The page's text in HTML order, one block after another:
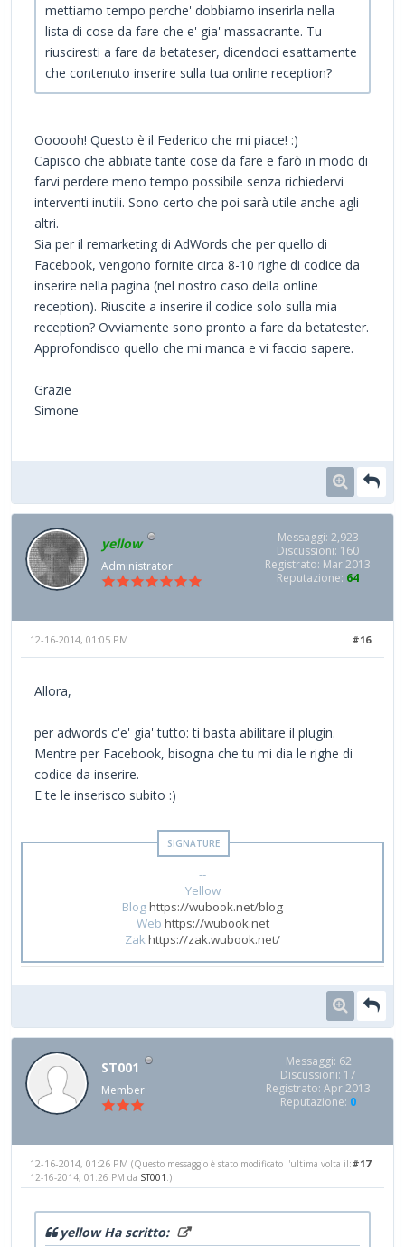
mettiamo tempo perche' dobbiamo inserirla nella
lista di cose da fare che e' gia' massacrante. Tu
riusciresti a fare da betateser, dicendoci esattamente
che contenuto inserire sulla tua online reception?
Oooooh! Questo è il Federico che mi piace! :)
Capisco che abbiate tante cose da fare e farò in modo di
farvi perdere meno tempo possibile senza richiedervi
interventi inutili. Sono certo che poi sarà utile anche agli
altri.
Sia per il remarketing di AdWords che per quello di
Facebook, vengono fornite circa 8-10 righe di codice da
inserire nella pagina (nel nostro caso della online
reception). Riuscite a inserire il codice solo sulla mia
reception? Ovviamente sono pronto a fare da betatester.
Approfondisco quello che mi manca e vi faccio sapere.
Grazie
Simone
yellow
Administrator
Messaggi: 2,923
Discussioni: 160
Registrato: Mar 2013
Reputazione: 64
#16
12-16-2014, 01:05 PM
Allora,
per adwords c'e' gia' tutto: ti basta abilitare il plugin.
Mentre per Facebook, bisogna che tu mi dia le righe di
codice da inserire.
E te le inserisco subito :)
--
Yellow
Bloghttps://wubook.net/blog
Web https://wubook.net
Zakhttps://zak.wubook.net/
ST001
Member
Messaggi: 62
Discussioni: 17
Registrato: Apr 2013
Reputazione: 0
#17
12-16-2014, 01:26 PM (Questo messaggio è stato modificato l'ultima volta il:
12-16-2014, 01:26 PM da ST001 .)
yellow Ha scritto: